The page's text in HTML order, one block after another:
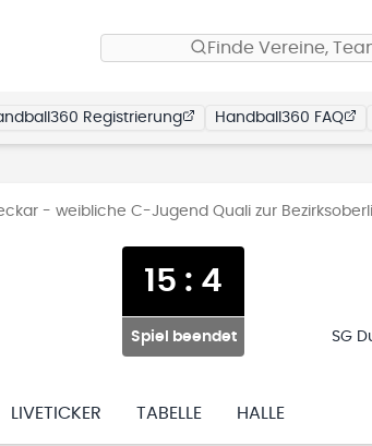
Finde Vereine,
Registrierung Handball360 FAQ
- weibliche C-Jugend Quali zur
15 : 4
Spiel beendet SG
LIVETICKER TABELLE HALLE